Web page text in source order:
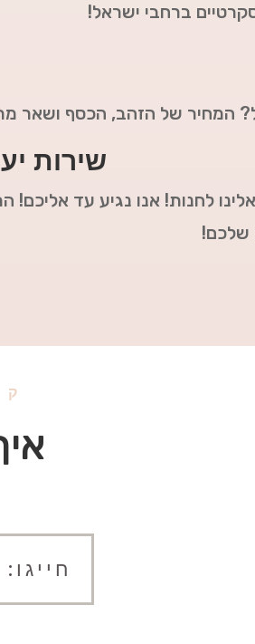
ברחבי ישראל!
המחיר של הזהב, הכסף ושאר
שירות
אלינו לחנות! אנו נגיע עד
שלכם!
חייגו: 073-7024064